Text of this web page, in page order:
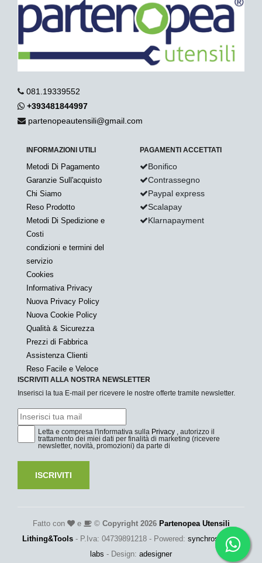
081.19339552
+393481844997
partenopeautensili@gmail.com
INFORMAZIONI UTILI
Metodi Di Pagamento
Garanzie Sull'acquisto
Chi Siamo
Reso Prodotto
Metodi Di Spedizione e
Costi
condizioni e termini del
servizio
Cookies
Informativa Privacy
Nuova Privacy Policy
Nuova Cookie Policy
Qualità & Sicurezza
Prezzi di Fabbrica
Assistenza Clienti
Reso Facile e Veloce
PAGAMENTI ACCETTATI
Bonifico
Contrassegno
Paypal express
Scalapay
Klarnapayment
ISCRIVITI ALLA NOSTRA NEWSLETTER
Inserisci la tua E-mail per ricevere le nostre offerte tramite newsletter.
Letta e compresa l'informativa sulla Privacy , autorizzo il
trattamento dei miei dati per finalità di marketing (ricevere
newsletter, novità, promozioni) da parte di
ISCRIVITI
Fatto con e © Copyright 2026 Partenopea Utensili
Lithing&Tools - P.Iva: 04739891218 - Powered: synchrosystem
labs - Design: adesigner